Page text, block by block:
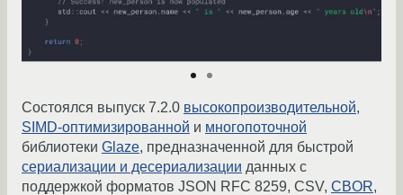
Состоялся выпуск 7.2.0 высокопроизводительной,
SIMD-оптимизированной и многопоточной
библиотеки Glaze, предназначенной для быстрой
сериализации и десериализации данных с
поддержкой форматов JSON RFC 8259, CSV, CBOR,